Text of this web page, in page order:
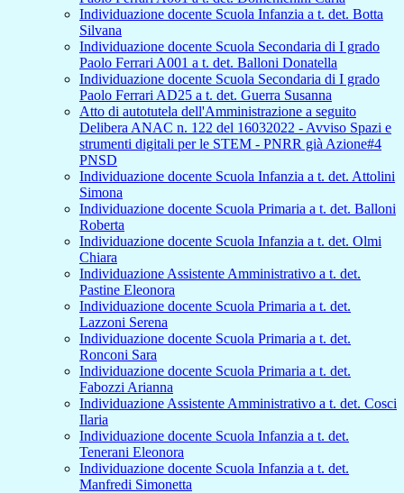
Individuazione docente Scuola Infanzia a t. det. Botta
Silvana
Individuazione docente Scuola Secondaria di I grado
Paolo Ferrari A001 a t. det. Balloni Donatella
Individuazione docente Scuola Secondaria di I grado
Paolo Ferrari AD25 a t. det. Guerra Susanna
Atto di autotutela dell'Amministrazione a seguito
Delibera ANAC n. 122 del 16032022 - Avviso Spazi e
strumenti digitali per le STEM - PNRR già Azione#4
PNSD
Individuazione docente Scuola Infanzia a t. det. Attolini
Simona
Individuazione docente Scuola Primaria a t. det. Balloni
Roberta
Individuazione docente Scuola Infanzia a t. det. Olmi
Chiara
Individuazione Assistente Amministrativo a t. det.
Pastine Eleonora
Individuazione docente Scuola Primaria a t. det.
Lazzoni Serena
Individuazione docente Scuola Primaria a t. det.
Ronconi Sara
Individuazione docente Scuola Primaria a t. det.
Fabozzi Arianna
Individuazione Assistente Amministrativo a t. det. Cosci
Ilaria
Individuazione docente Scuola Infanzia a t. det.
Tenerani Eleonora
Individuazione docente Scuola Infanzia a t. det.
Manfredi Simonetta